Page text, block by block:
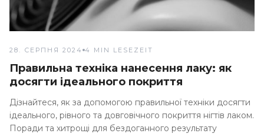
28. СЕРПНЯ 2024 4 MIN LESEZEIT
Правильна техніка нанесення лаку: як
досягти ідеального покриття
Дізнайтеся, як за допомогою правильної техніки досягти
ідеального, рівного та довговічного покриття нігтів лаком.
Поради та хитрощі для бездоганного результату